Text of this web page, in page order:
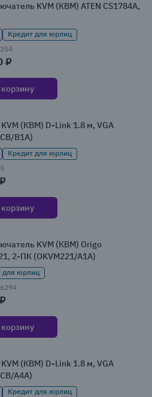
KVM (КВМ) ATEN CS1784A,
Кредит для юрлиц
₽
(КВМ) D-Link 1.8 м, VGA
B1A)
Кредит для юрлиц
KVM (КВМ) Origo
2-ПК (OKVM221/A1A)
для юрлиц
(КВМ) D-Link 1.8 м, VGA
A4A)
Кредит для юрлиц